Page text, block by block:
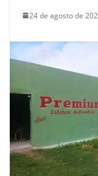
24 de agosto de